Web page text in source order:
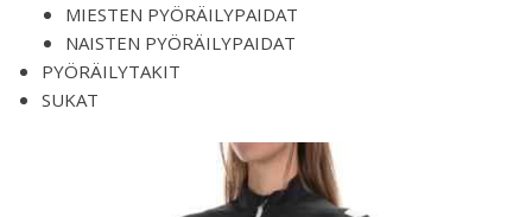
MIESTEN PYÖRÄILYPAIDAT
NAISTEN PYÖRÄILYPAIDAT
PYÖRÄILYTAKIT
SUKAT